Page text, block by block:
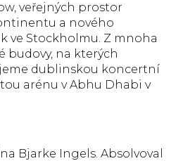
veřejných prostor
a nového
ve Stockholmu. Z mnoha
budovy, na kterých
dublinskou koncertní
arénu v Abhu Dhabi v
Bjarke Ingels. Absolvoval